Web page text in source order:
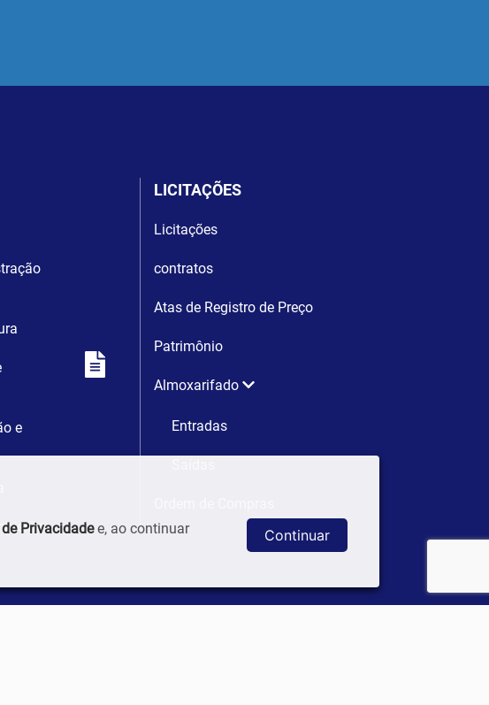
e
LICITAÇÕES
Licitações
contratos
Atas de Registro de Preço
Patrimônio
Almoxarifado
Entradas
Privacidadee, ao continuar
Continuar